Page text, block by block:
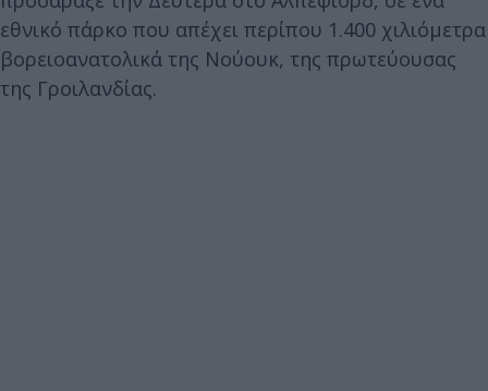
εθνικό πάρκο που απέχει περίπου 1.400 χιλιόμετρα
βορειοανατολικά της Νούουκ, της πρωτεύουσας
της Γροιλανδίας.